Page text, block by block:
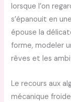
lorsque l’on
s’épanouit en
épouse la
forme, modeler
rêves et les
Le recours aux
mécanique